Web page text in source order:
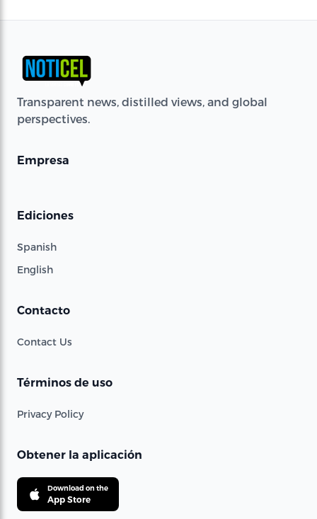
Transparent news, distilled views, and global
perspectives.
Empresa
Ediciones
Spanish
English
Contacto
Contact Us
Términos de uso
Privacy Policy
Obtener la aplicación
Download on the
App Store